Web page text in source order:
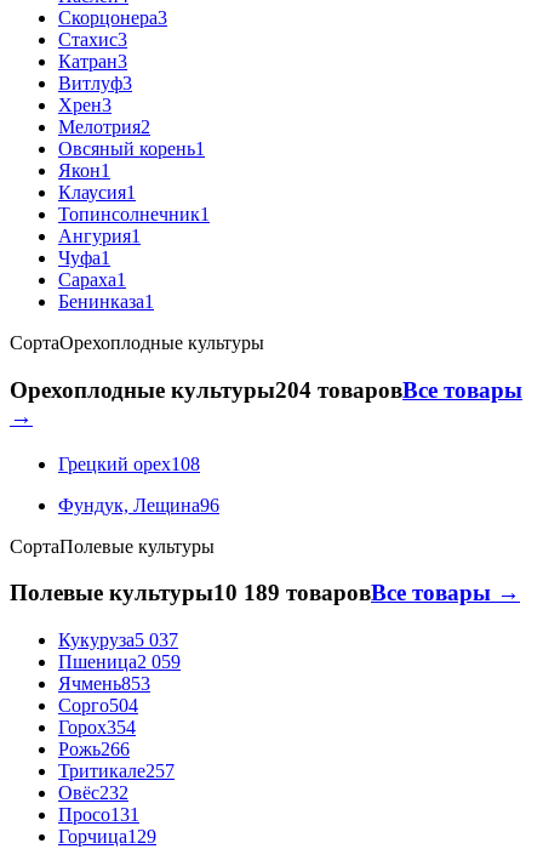
Скорцонера3
Стахис3
Катран3
Витлуф3
Хрен3
Мелотрия2
Овсяный корень1
Якон1
Клаусия1
Топинсолнечник1
Ангурия1
Чуфа1
Сараха1
Бенинказа1
СортаОрехоплодные культуры
Орехоплодные культуры204 товаровВсе товары
→
Грецкий орех108
Фундук, Лещина96
СортаПолевые культуры
Полевые культуры10 189 товаровВсе товары →
Кукуруза5 037
Пшеница2 059
Ячмень853
Сорго504
Горох354
Рожь266
Тритикале257
Овёс232
Просо131
Горчица129